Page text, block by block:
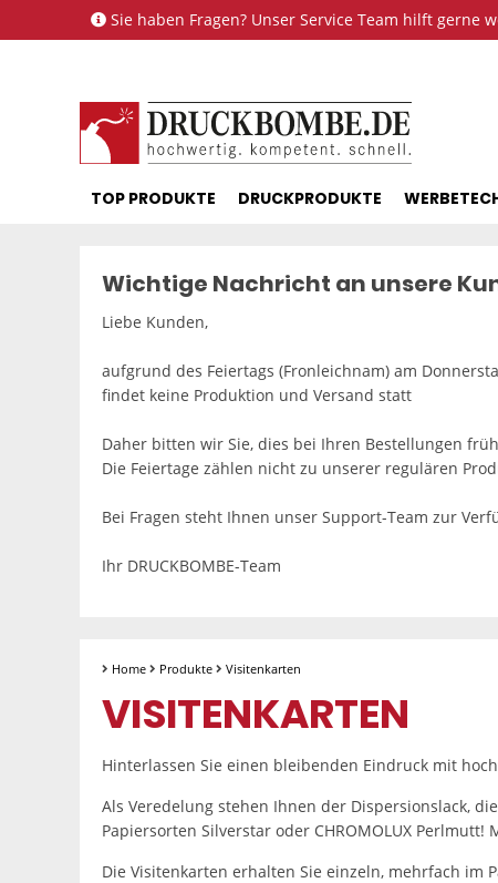
Sie haben Fragen? Unser Service Team hilft gerne
TOP PRODUKTE DRUCKPRODUKTE
Wichtige Nachricht an unsere
Liebe Kunden,
aufgrund des Feiertags (Fronleichnam) am
findet keine Produktion und Versand statt
Daher bitten wir Sie, dies bei Ihren Bestellungen
Die Feiertage zählen nicht zu unserer regulären
Bei Fragen steht Ihnen unser Support-Team zur
Ihr DRUCKBOMBE-Team
Home Produkte Visitenkarten
VISITENKARTEN
Hinterlassen Sie einen bleibenden Eindruck mit
Als Veredelung stehen Ihnen der Dispersionslack,
Papiersorten Silverstar oder CHROMOLUX
Die Visitenkarten erhalten Sie einzeln, mehrfach im